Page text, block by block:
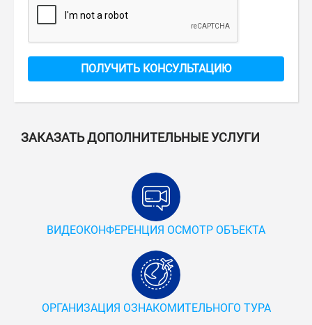
ПОЛУЧИТЬ КОНСУЛЬТАЦИЮ
ЗАКАЗАТЬ ДОПОЛНИТЕЛЬНЫЕ УСЛУГИ
ВИДЕОКОНФЕРЕНЦИЯ ОСМОТР ОБЪЕКТА
ОРГАНИЗАЦИЯ ОЗНАКОМИТЕЛЬНОГО ТУРА